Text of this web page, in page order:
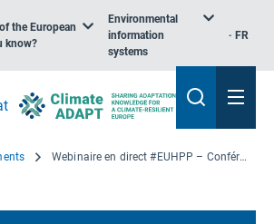
the European
know?
Environmental
information
systems
FR
Webinaire en direct #EUHPP – Conférence d’experts sur les systèmes de soins de santé résilients au changement climatique